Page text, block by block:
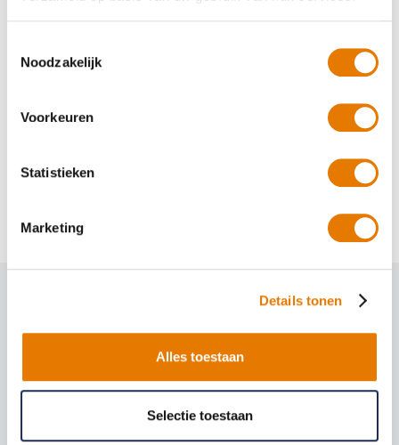
Noodzakelijk
Voorkeuren
Statistieken
Marketing
Details tonen
Alles toestaan
Selectie toestaan